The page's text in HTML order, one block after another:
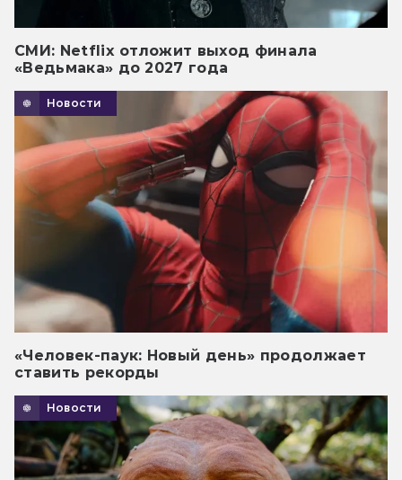
СМИ: Netflix отложит выход финала
«Ведьмака» до 2027 года
Новости
«Человек-паук: Новый день» продолжает
ставить рекорды
Новости